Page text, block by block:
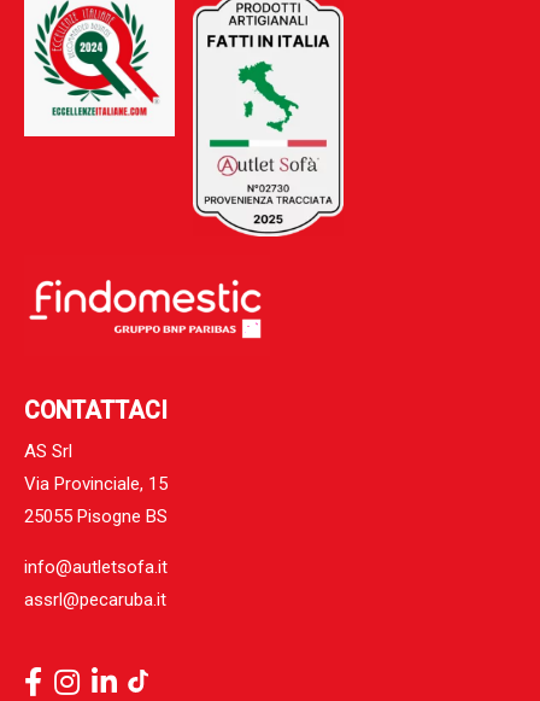
CONTATTACI
AS Srl
Via Provinciale, 15
25055 Pisogne BS
info@autletsofa.it
assrl@pecaruba.it